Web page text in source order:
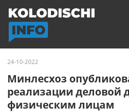
24-10-2022
Минлесхоз
реализации деловой
физическим лицам